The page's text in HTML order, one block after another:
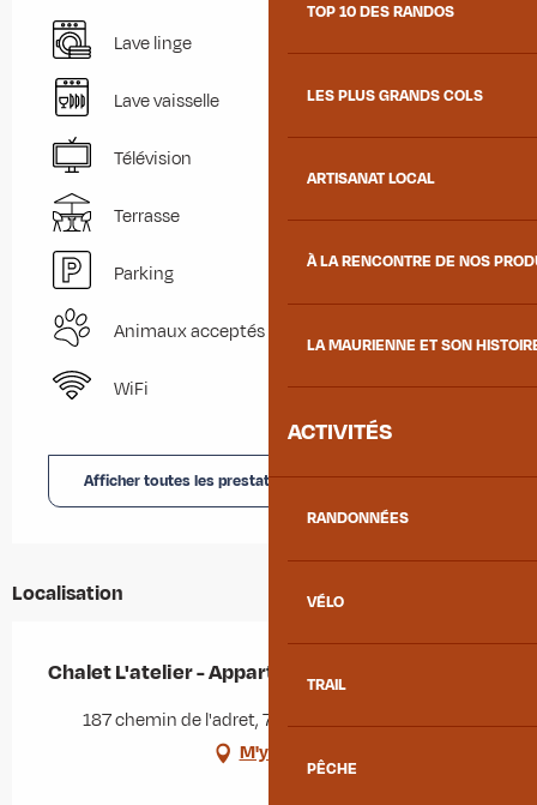
TOP 10 DES RANDOS
LES PLUS GRANDS COLS
ARTISANAT LOCAL
À LA RENCONTRE DE NOS
LA MAURIENNE ET SON
ACTIVITÉS
RANDONNÉES
VÉLO
TRAIL
PÊCHE
Lave linge
Lave vaisselle
Télévision
Terrasse
Parking
Animaux acceptés
WiFi
Afficher toutes les prestations
Localisation
Chalet L'atelier - Appartement 12
187 chemin de l'adret, 73300 Albiez-Montrond
M'y rendre